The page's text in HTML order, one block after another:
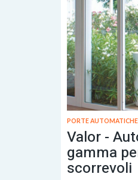
PORTE AUTOMATICHE
Valor -
gamma
scorrevoli